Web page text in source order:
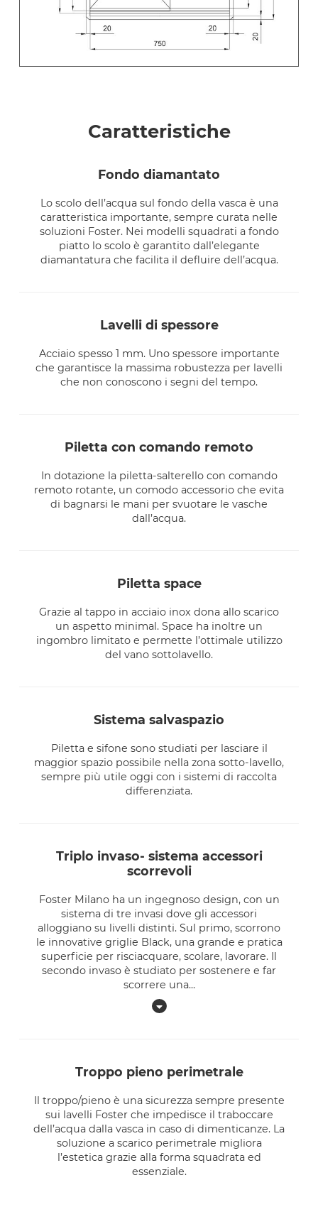
Caratteristiche
fondo diamantato
Lo scolo dell’acqua sul fondo della vasca è una
caratteristica importante, sempre curata nelle
soluzioni Foster. Nei modelli squadrati a fondo
piatto lo scolo è garantito dall’elegante
diamantatura che facilita il defluire dell’acqua.
lavelli di spessore
Acciaio spesso 1 mm. Uno spessore importante
che garantisce la massima robustezza per lavelli
che non conoscono i segni del tempo.
piletta con comando remoto
In dotazione la piletta-salterello con comando
remoto rotante, un comodo accessorio che evita
di bagnarsi le mani per svuotare le vasche
dall’acqua.
piletta space
Grazie al tappo in acciaio inox dona allo scarico
un aspetto minimal. Space ha inoltre un
ingombro limitato e permette l’ottimale utilizzo
del vano sottolavello.
sistema salvaspazio
Piletta e sifone sono studiati per lasciare il
maggior spazio possibile nella zona sotto-lavello,
sempre più utile oggi con i sistemi di raccolta
differenziata.
triplo invaso- sistema accessori
scorrevoli
Foster Milano ha un ingegnoso design, con un
sistema di tre invasi dove gli accessori
alloggiano su livelli distinti. Sul primo, scorrono
le innovative griglie Black, una grande e pratica
superficie per risciacquare, scolare, lavorare. Il
secondo invaso è studiato per sostenere e far
scorrere una...
troppo pieno perimetrale
Il troppo/pieno è una sicurezza sempre presente
sui lavelli Foster che impedisce il traboccare
dell’acqua dalla vasca in caso di dimenticanze. La
soluzione a scarico perimetrale migliora
l’estetica grazie alla forma squadrata ed
essenziale.